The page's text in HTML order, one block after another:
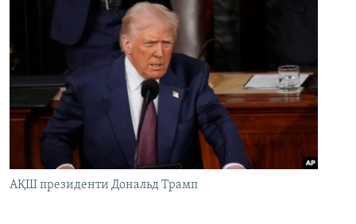
АҚШ президенти Дональд Трамп